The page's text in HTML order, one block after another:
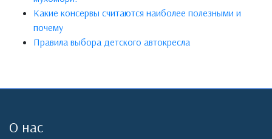
Какие консервы считаются наиболее полезными и
почему
Правила выбора детского автокресла
О нас